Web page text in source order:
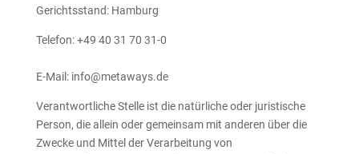
Gerichtsstand: Hamburg
Telefon: +49 40 31 70 31-0
E-Mail: info@metaways.de
Verantwortliche Stelle ist die natürliche oder juristische
Person, die allein oder gemeinsam mit anderen über die
Zwecke und Mittel der Verarbeitung von